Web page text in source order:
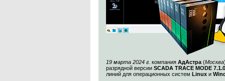
19 марта 2024 г. компания АдАстра (Москва
разрядной версии SCADA TRACE MODE
линий для операционных систем Linux и